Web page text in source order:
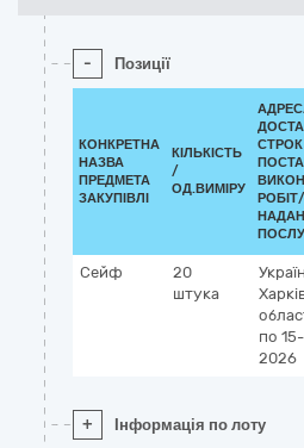
- Позиції
КОНКРЕТНА
НАЗВА
ПРЕДМЕТА
ЗАКУПІВЛІ
КІЛЬКІСТЬ
/
ОД.ВИМІРУ
СТРОК
РОБІТ/
Сейф
20
штука
по
2026
+ Інформація по лоту